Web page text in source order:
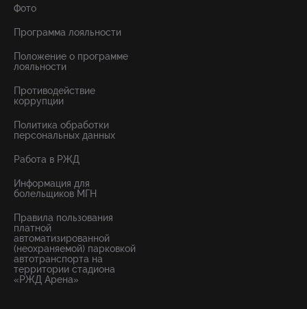
Фото
Программа лояльности
Положение о программе
лояльности
Противодействие
коррупции
Политика обработки
персональных данных
Работа в РЖД
Информация для
болельщиков МГН
Правила пользования
платной
автоматизированной
(неохраняемой) парковкой
автотранспорта на
территории стадиона
«РЖД Арена»